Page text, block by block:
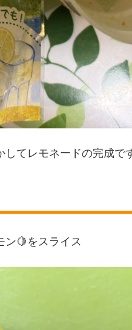
してレモネードの完成で
ン🍋をスライス